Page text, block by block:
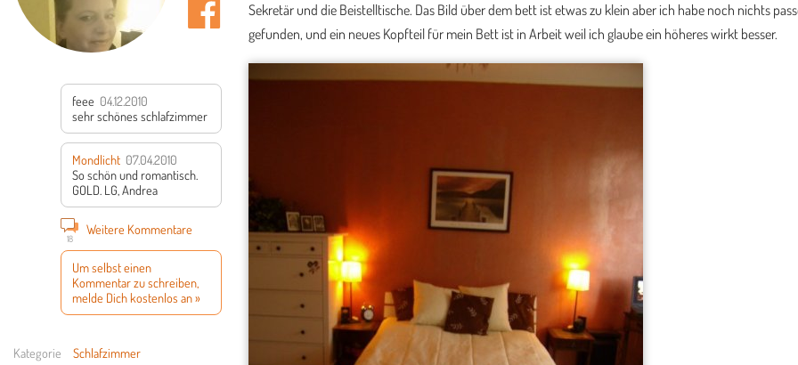
feee 04.12.2010
sehr schönes schlafzimmer
Mondlicht 07.04.2010
So schön und romantisch.
GOLD. LG, Andrea
18
Weitere Kommentare
Um selbst einen
Kommentar zu schreiben,
melde Dich kostenlos an »
Kategorie
Schlafzimmer
Sekretär und die Beistelltische. Das Bild über dem bett ist etwas zu klein aber ich habe noch nichts
gefunden, und ein neues Kopfteil für mein Bett ist in Arbeit weil ich glaube ein höheres wirkt besser.